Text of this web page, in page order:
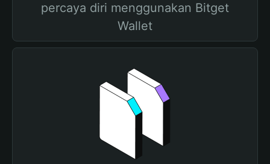
percaya diri menggunakan Bitget
Wallet